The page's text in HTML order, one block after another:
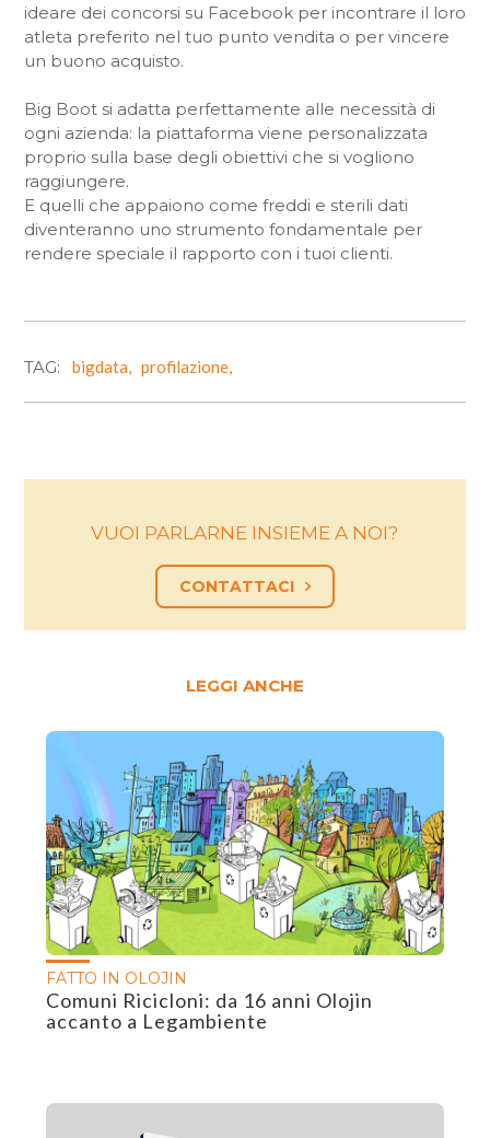
ideare dei concorsi su Facebook per incontrare il loro
atleta preferito nel tuo punto vendita o per vincere
un buono acquisto.
Big Boot si adatta perfettamente alle necessità di
ogni azienda: la piattaforma viene personalizzata
proprio sulla base degli obiettivi che si vogliono
raggiungere.
E quelli che appaiono come freddi e sterili dati
diventeranno uno strumento fondamentale per
rendere speciale il rapporto con i tuoi clienti.
TAG: bigdata, profilazione,
VUOI PARLARNE INSIEME A NOI?
CONTATTACI
LEGGI ANCHE
FATTO IN OLOJIN
Comuni Ricicloni: da 16 anni Olojin
accanto a Legambiente